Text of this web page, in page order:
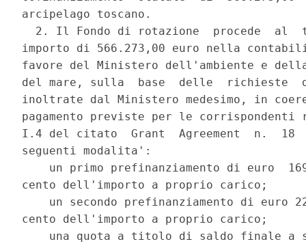
arcipelago toscano.
2. Il Fondo di rotazione  procede  al
importo di 566.273,00 euro nella
favore del Ministero dell'ambiente e
del mare, sulla  base  delle  richieste
inoltrate dal Ministero medesimo, in
pagamento previste per le
I.4 del citato  Grant  Agreement  n.  18
seguenti modalita':
un primo prefinanziamento di euro
cento dell'importo a proprio carico;
un secondo prefinanziamento di euro
cento dell'importo a proprio carico;
una quota a titolo di saldo finale a